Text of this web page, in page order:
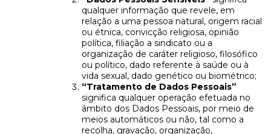
qualquer informação que revele, em
relação a uma pessoa natural, origem racial
ou étnica, convicção religiosa, opinião
política, filiação a sindicato ou a
organização de caráter religioso, filosófico
ou político, dado referente à saúde ou à
vida sexual, dado genético ou biométrico;
“Tratamento de Dados Pessoais”
significa qualquer operação efetuada no
âmbito dos Dados Pessoais, por meio de
meios automáticos ou não, tal como a
recolha, gravação, organização,